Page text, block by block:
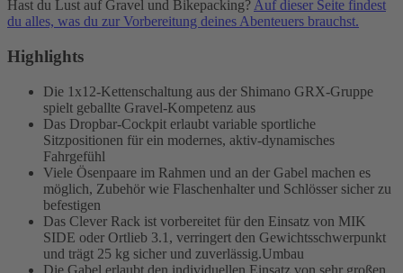
Hast du Lust auf Gravel und Bikepacking? Auf dieser Seite findest
du alles, was du zur Vorbereitung deines Abenteuers brauchst.
Highlights
Die 1x12-Kettenschaltung aus der Shimano GRX-Gruppe
spielt geballte Gravel-Kompetenz aus
Das Dropbar-Cockpit erlaubt variable sportliche
Sitzpositionen für ein modernes, aktiv-dynamisches
Fahrgefühl
Viele Ösenpaare im Rahmen und an der Gabel machen es
möglich, Zubehör wie Flaschenhalter und Schlösser sicher zu
befestigen
Das Clever Rack ist vorbereitet für den Einsatz von MIK
SIDE oder Ortlieb 3.1, verringert den Gewichtsschwerpunkt
und trägt 25 kg sicher und zuverlässig.Umbau
Die Gabel erlaubt den individuellen Einsatz von sehr großen